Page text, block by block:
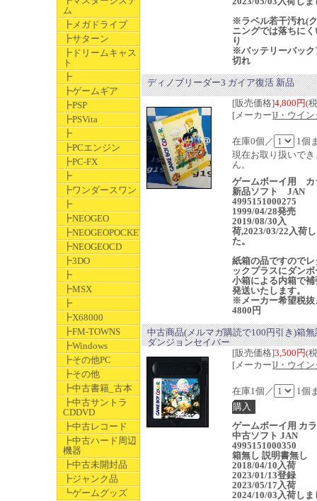
ム
┣メガドライブ
┣サターン
┣ドリームキャス
ト
┣
┣ゲームギア
┣PSP
┣PSVita
┣
┣PCエンジン
┣PC-FX
┣
┣ワンダースワン
┣
┣NEOGEO
┣NEOGEOPOCKET
┣NEOGEOCD
┣3DO
┣
┣MSX
┣
┣X68000
┣FM-TOWNS
┣Windows
┣その他PC
┣その他
┣中古書籍_古本
┣中古サントラ
CDDVD
┣中古レコード
┣中古ハード周辺
機器
┣中古未開封品
┣ジャンク品
┗ゲームグッズ
※ラベル若干汚れ(
ニングでは落ちにく
り
※バッテリーバック
切れ
ディノブリーダー3 ガイア復活 新品
[販売価格]4,800円(
[メーカー]J・ウイン
在庫0個／
1個
現在お取り扱いでき
ん。
ゲームボーイ用 カ
新品ソフト JAN
4995151000275
1999/04/28発売
2019/08/30入
荷,2023/03/22入荷
た。
紙箱の品ですのでレ
ックプラスにダン
小箱による内箱で補
発送いたします。
※メーカー希望税抜
4800円
中古商品(メルマガ購読で100円引き)箱無
ダンジョンセイバー
[販売価格]3,500円(
[メーカー]J・ウイン
在庫1個／ 1個
ゲームボーイ用 カ
中古ソフト JAN
4995151000350
箱無し 説明書無し
2018/04/10入荷
2023/01/13登録
2023/05/17入荷
2024/10/03入荷しま